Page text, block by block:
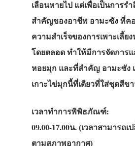
เลือนหายไป แต่เพื่อเป็นการร
สำคัญของอาชีพ อามะซัง ที่ค
ความสำเร็จของการเพาะเลี้ย
โดยตลอด ทำให้มีการจัดการแ
หอยมุก และที่สำคัญ อามะซัง
เกาะไข่มุกนี้ที่เดียวที่ใส่ชุดสีข
เวลาทำการพิพิธภัณฑ์:
09.00-17.00น. (เวลาสามารถเ
ตามสภาพอากาศ)